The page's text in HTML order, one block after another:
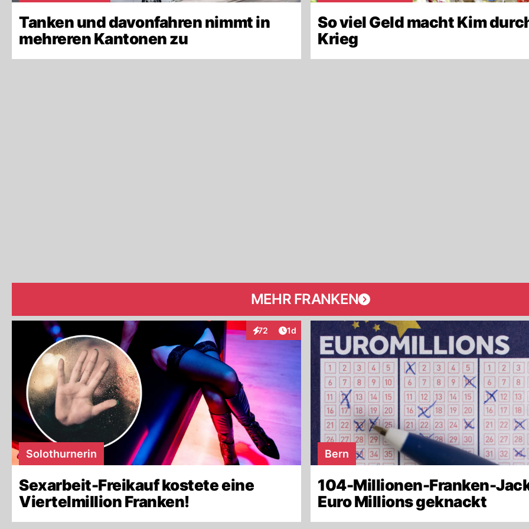
Tanken und davonfahren nimmt in
mehreren Kantonen zu
So viel Geld macht Kim
Krieg
MEHR FRANKEN
72
InteraktionenArtikel veröffentlicht:
1d
Solothurnerin
Sexarbeit-Freikauf kostete eine
Viertelmillion Franken!
Bern
104-Millionen-Franken-
Euro Millions geknackt